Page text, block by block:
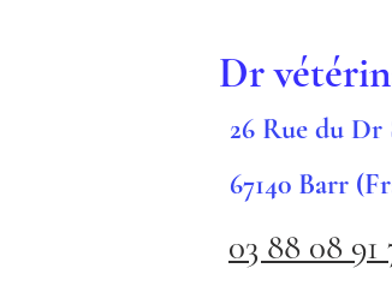
Dr
26 Rue du Dr
67140 Barr
03 88 08 91